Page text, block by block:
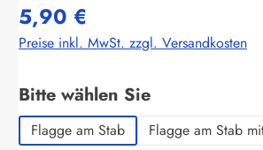
5,90 €
Preise inkl. MwSt. zzgl. Versandkosten
Bitte wählen Sieauswählen
Flagge am Stab Flagge am Stab